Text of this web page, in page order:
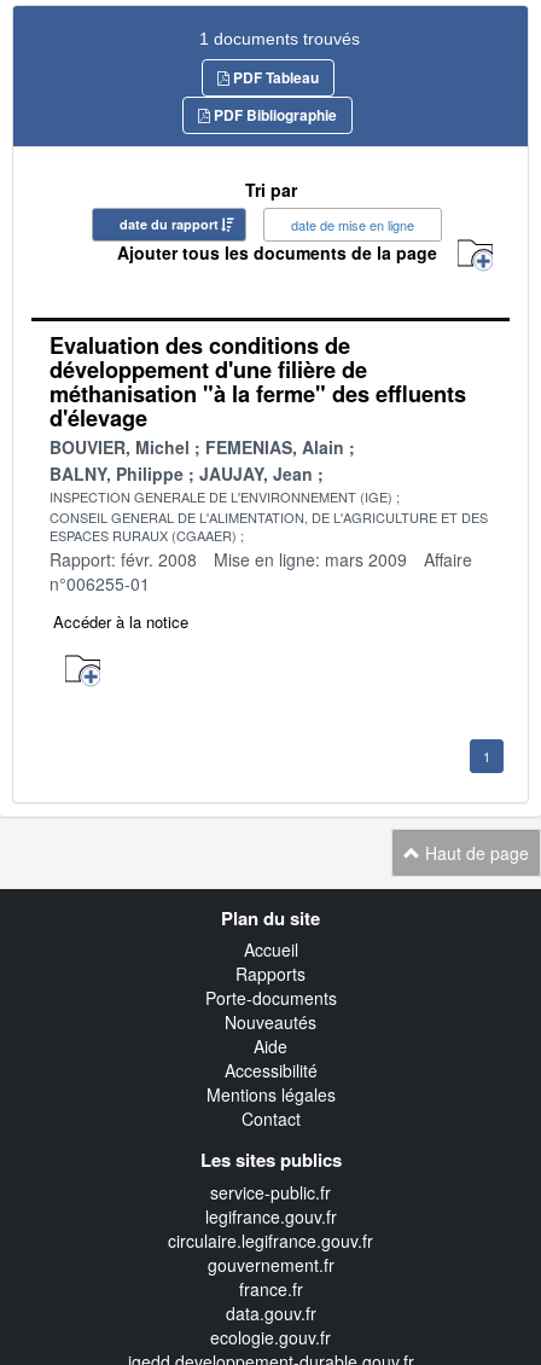
1 documents trouvés
PDF Tableau
PDF Bibliographie
Tri par
date du rapport date de mise en ligne
Ajouter tous les documents de la page
Evaluation des conditions de
développement d'une filière de
méthanisation "à la ferme" des effluents
d'élevage
BOUVIER, Michel
FEMENIAS, Alain
BALNY, Philippe
JAUJAY, Jean
INSPECTION GENERALE DE L'ENVIRONNEMENT (IGE)
CONSEIL GENERAL DE L'ALIMENTATION, DE L'AGRICULTURE ET DES
ESPACES RURAUX (CGAAER)
Rapport: févr. 2008 Mise en ligne: mars 2009
Affaire
n°006255-01
Accéder à la notice
1
Haut de page
Plan du site
Accueil
Rapports
Porte-documents
Nouveautés
Aide
Accessibilité
Mentions légales
Contact
Les sites publics
service-public.fr
legifrance.gouv.fr
circulaire.legifrance.gouv.fr
gouvernement.fr
france.fr
data.gouv.fr
ecologie.gouv.fr